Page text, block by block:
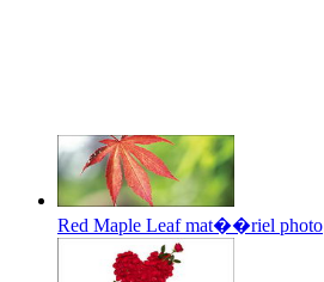
Red Maple Leaf mat��riel photo